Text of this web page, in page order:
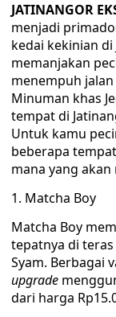
JATINANGOR
menjadi
kedai kekinian
memanjakan
menempuh
Minuman khas
tempat di
Untuk kamu
beberapa
mana yang
1. Matcha Boy
Matcha Boy
tepatnya di teras
Syam. Berbagai
upgrade
dari harga